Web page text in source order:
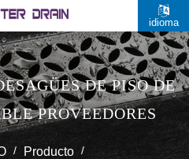
idioma
DE PISO DE
PROVEEDORES
/ Producto /